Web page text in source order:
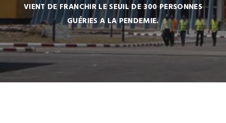
VIENT DE FRANCHIR LE SEUIL DE 300 PERSONNES
GUÉRIES A LA PENDEMIE.